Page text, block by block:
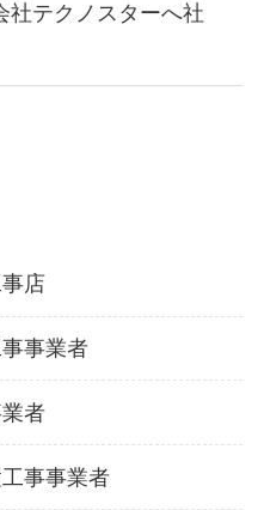
社テクノスターへ社
店
事業者
者
事事業者